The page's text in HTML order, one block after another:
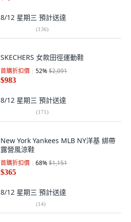
8/12 星期三 預計送達
(136)
SKECHERS 女款田徑運動鞋
首購折扣價 52%$2,091
$983
8/12 星期三 預計送達
(171)
New York Yankees MLB NY洋基 綁帶
露營風涼鞋
首購折扣價 68%$1,151
$365
8/12 星期三 預計送達
(14)